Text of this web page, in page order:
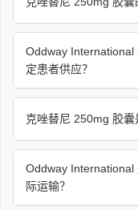
Oddway International
定患者供应？
克唑替尼 250mg 胶囊
Oddway International
际运输？